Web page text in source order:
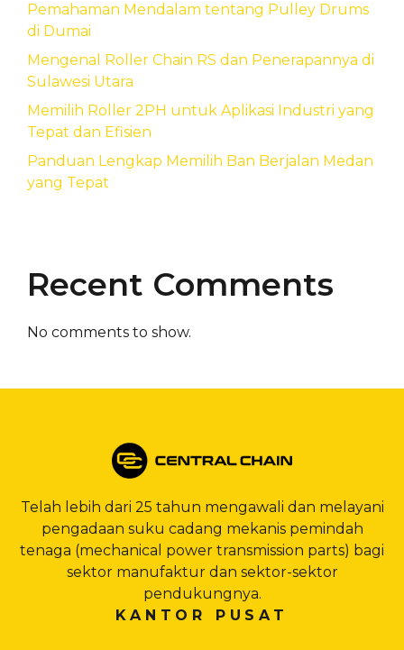
Pemahaman Mendalam tentang Pulley Drums
di Dumai
Mengenal Roller Chain RS dan Penerapannya di
Sulawesi Utara
Memilih Roller 2PH untuk Aplikasi Industri yang
Tepat dan Efisien
Panduan Lengkap Memilih Ban Berjalan Medan
yang Tepat
Recent Comments
No comments to show.
Telah lebih dari 25 tahun mengawali dan melayani
pengadaan suku cadang mekanis pemindah
tenaga (mechanical power transmission parts) bagi
sektor manufaktur dan sektor-sektor
pendukungnya.
KANTOR PUSAT